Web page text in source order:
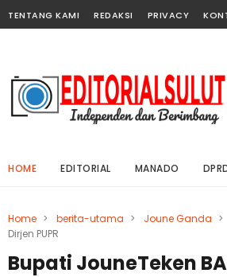
TENTANG KAMI REDAKSI PRIVACY
HOME EDITORIAL MANADO
Home > berita-utama > Joune Ganda >
Dirjen PUPR
Bupati JouneTeken